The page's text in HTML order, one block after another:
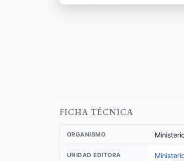
FICHA TÉCNICA
ORGANISMO
UNIDAD EDITORA